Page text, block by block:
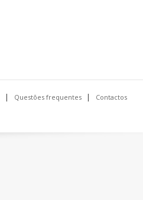
Questões frequentes Contactos